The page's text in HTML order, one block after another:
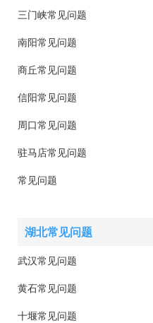
三门峡常见问题
南阳常见问题
商丘常见问题
信阳常见问题
周口常见问题
驻马店常见问题
常见问题
湖北常见问题
武汉常见问题
黄石常见问题
十堰常见问题